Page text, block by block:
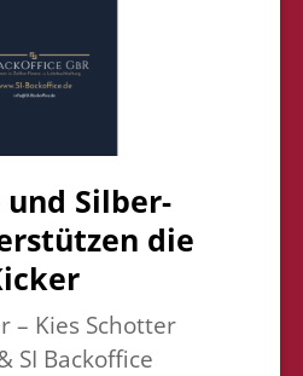
und Silber-
die
– Kies Schotter
SI Backoffice